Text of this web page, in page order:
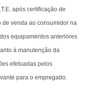
após certificação de
de venda ao consumidor na
equipamentos anteriores
à manutenção da
efetuadas pelos
para o empregado.